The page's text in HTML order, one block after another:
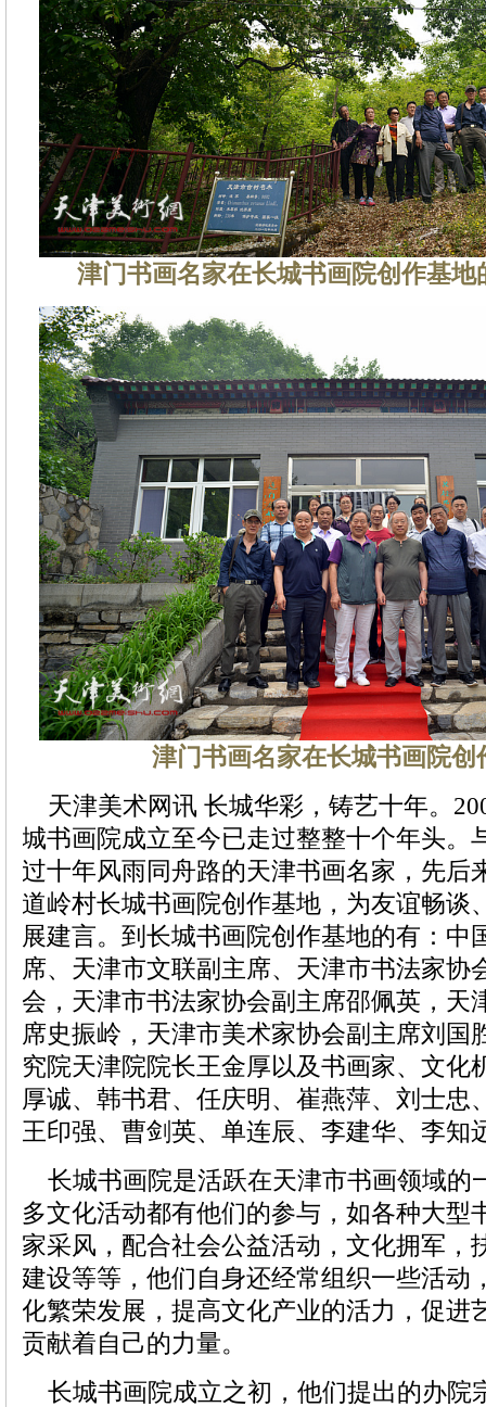
津门书画名家在长城书画院创作基地
津门书画名家在长城书画院创
天津美术网讯 长城华彩，铸艺十年。
城书画院成立至今已走过整整十个年头。
过十年风雨同舟路的天津书画名家，先后
道岭村长城书画院创作基地，为友谊畅谈
展建言。到长城书画院创作基地的有：中
席、天津市文联副主席、天津市书法家协
会，天津市书法家协会副主席邵佩英，天
席史振岭，天津市美术家协会副主席刘国
究院天津院院长王金厚以及书画家、文化
厚诚、韩书君、任庆明、崔燕萍、刘士忠
王印强、曹剑英、单连辰、李建华、李知
长城书画院是活跃在天津市书画领域的
多文化活动都有他们的参与，如各种大型
家采风，配合社会公益活动，文化拥军，
建设等等，他们自身还经常组织一些活动
化繁荣发展，提高文化产业的活力，促进
贡献着自己的力量。
长城书画院成立之初，他们提出的办院